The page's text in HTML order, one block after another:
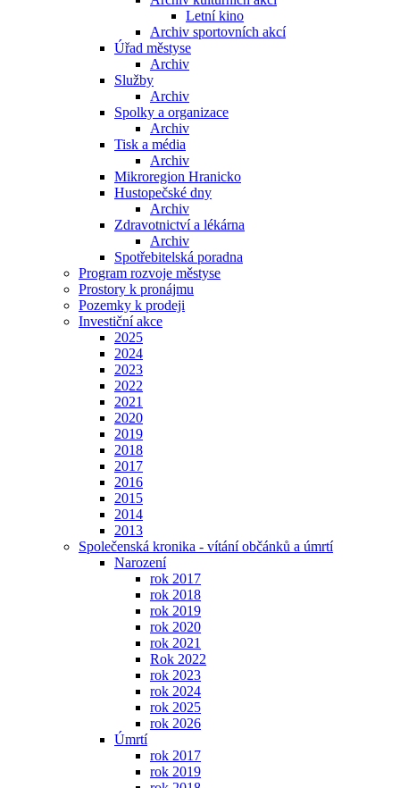
Letní kino
Archiv sportovních akcí
Úřad městyse
Archiv
Služby
Archiv
Spolky a organizace
Archiv
Tisk a média
Archiv
Mikroregion Hranicko
Hustopečské dny
Archiv
Zdravotnictví a lékárna
Archiv
Spotřebitelská poradna
Program rozvoje městyse
Prostory k pronájmu
Pozemky k prodeji
Investiční akce
2025
2024
2023
2022
2021
2020
2019
2018
2017
2016
2015
2014
2013
Společenská kronika - vítání občánků a úmrtí
Narození
rok 2017
rok 2018
rok 2019
rok 2020
rok 2021
Rok 2022
rok 2023
rok 2024
rok 2025
rok 2026
Úmrtí
rok 2017
rok 2019